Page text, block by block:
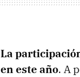
La
en este año. A